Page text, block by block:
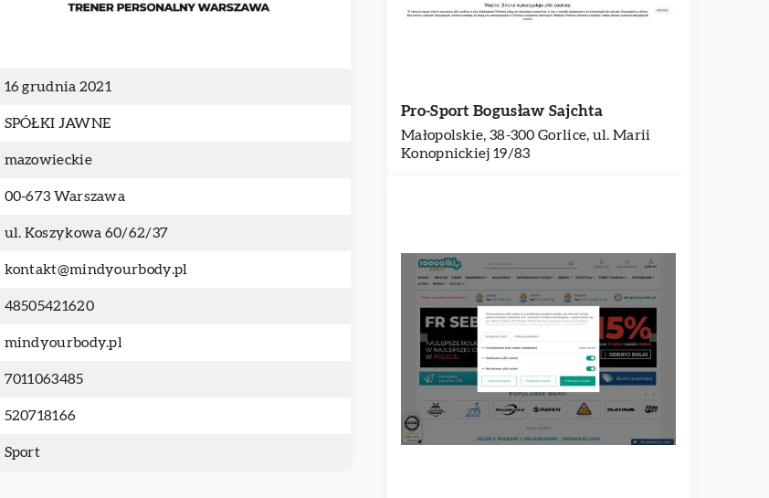
16 grudnia 2021
SPÓŁKI JAWNE
mazowieckie
00-673 Warszawa
ul. Koszykowa 60/62/37
kontakt@mindyourbody.pl
48505421620
mindyourbody.pl
7011063485
520718166
Sport
Pro-Sport Bogusław Sajchta
Małopolskie, 38-300 Gorlice, ul. Marii
Konopnickiej 19/83